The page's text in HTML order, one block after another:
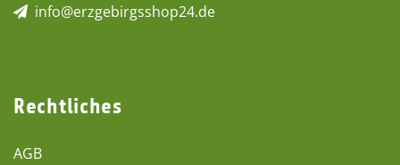
info@erzgebirgsshop24.de
Rechtliches
AGB